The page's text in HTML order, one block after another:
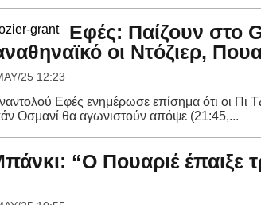
Εφές: Παίζουν στο
οι Ντόζιερ,
25 12:23
Εφές ενημέρωσε επίσημα ότι οι Πι
Οσμανί θα αγωνιστούν απόψε (21:45,...
“Ο Πουαριέ έπαιξε